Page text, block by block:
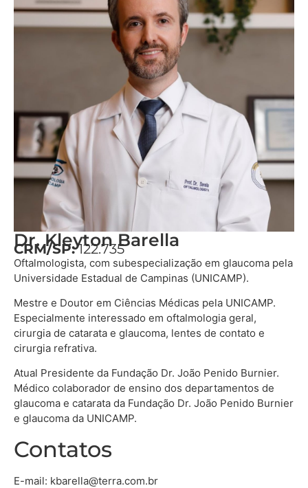
Dr. Kleyton Barella
CRM/SP:122.735
Oftalmologista, com subespecialização em glaucoma pela
Universidade Estadual de Campinas (UNICAMP).
Mestre e Doutor em Ciências Médicas pela UNICAMP.
Especialmente interessado em oftalmologia geral,
cirurgia de catarata e glaucoma, lentes de contato e
cirurgia refrativa.
Atual Presidente da Fundação Dr. João Penido Burnier.
Médico colaborador de ensino dos departamentos de
glaucoma e catarata da Fundação Dr. João Penido Burnier
e glaucoma da UNICAMP.
Contatos
E-mail: kbarella@terra.com.br